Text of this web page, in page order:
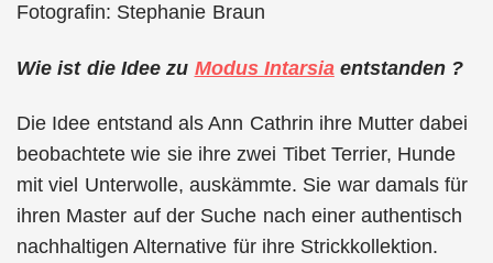
Fotografin: Stephanie Braun
Wie ist die Idee zu Modus Intarsiaentstanden ?
Die Idee entstand als Ann Cathrin ihre Mutter dabei
beobachtete wie sie ihre zwei Tibet Terrier, Hunde
mit viel Unterwolle, auskämmte. Sie war damals für
ihren Master auf der Suche nach einer authentisch
nachhaltigen Alternative für ihre Strickkollektion.